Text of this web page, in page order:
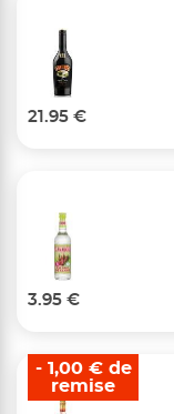
21.95 €
3.95 €
- 1,00 € de
remise